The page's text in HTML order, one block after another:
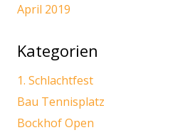
April 2019
Kategorien
1. Schlachtfest
Bau Tennisplatz
Bockhof Open